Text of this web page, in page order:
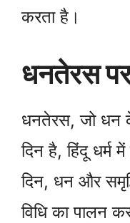
करता है।
धनतेरस पर
धनतेरस, जो धन
दिन है, हिंदू धर्म
दिन, धन और
विधि का पालन